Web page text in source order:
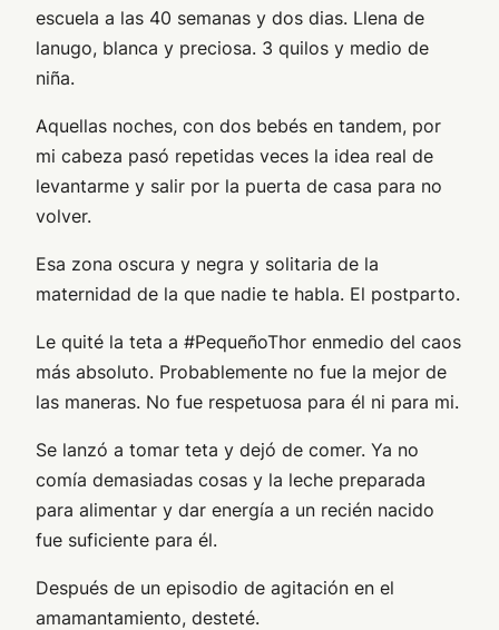
escuela a las 40 semanas y dos dias. Llena de
lanugo, blanca y preciosa. 3 quilos y medio de
niña.
Aquellas noches, con dos bebés en tandem, por
mi cabeza pasó repetidas veces la idea real de
levantarme y salir por la puerta de casa para no
volver.
Esa zona oscura y negra y solitaria de la
maternidad de la que nadie te habla. El postparto.
Le quité la teta a #PequeñoThor enmedio del caos
más absoluto. Probablemente no fue la mejor de
las maneras. No fue respetuosa para él ni para mi.
Se lanzó a tomar teta y dejó de comer. Ya no
comía demasiadas cosas y la leche preparada
para alimentar y dar energía a un recién nacido
fue suficiente para él.
Después de un episodio de agitación en el
amamantamiento, desteté.